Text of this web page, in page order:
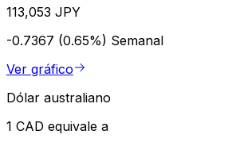
113,053 JPY
-0.7367 (0.65%) Semanal
Ver gráfico
Dólar australiano
1 CAD equivale a